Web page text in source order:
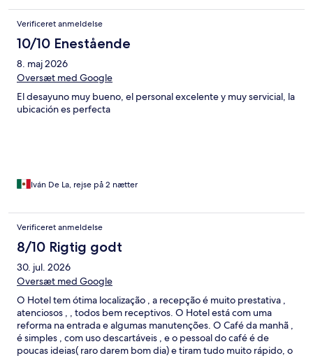
Verificeret anmeldelse
10/10 Enestående
8. maj 2026
Oversæt med Google
El desayuno muy bueno, el personal excelente y muy servicial, la
ubicación es perfecta
Iván De La, rejse på 2 nætter
Verificeret anmeldelse
8/10 Rigtig godt
30. jul. 2026
Oversæt med Google
O Hotel tem ótima localização , a recepção é muito prestativa ,
atenciosos , , todos bem receptivos. O Hotel está com uma
reforma na entrada e algumas manutenções. O Café da manhã ,
é simples , com uso descartáveis , e o pessoal do café é de
poucas ideias( raro darem bom dia) e tiram tudo muito rápido, o